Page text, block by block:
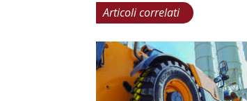
Articoli correlati